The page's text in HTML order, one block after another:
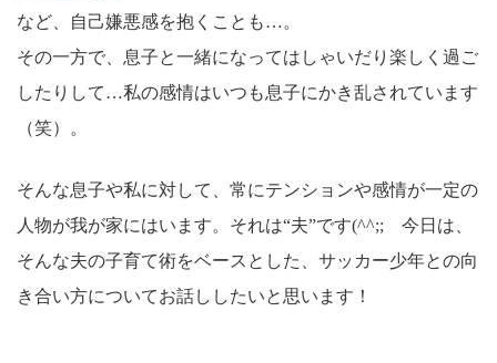
など、自己嫌悪感を抱くことも…。
その一方で、息子と一緒になってはしゃいだり楽しく過ご
したりして…私の感情はいつも息子にかき乱されています
（笑）。
そんな息子や私に対して、常にテンションや感情が一定の
人物が我が家にはいます。それは“夫”です(^^;; 今日は、
そんな夫の子育て術をベースとした、サッカー少年との向
き合い方についてお話ししたいと思います！